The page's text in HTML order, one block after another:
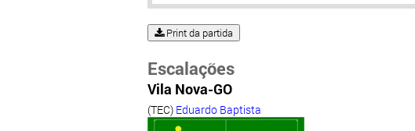
Print da partida
Escalações
Vila Nova-GO
(TEC) Eduardo Baptista